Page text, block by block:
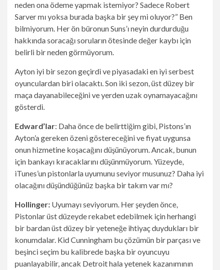
neden ona ödeme yapmak istemiyor? Sadece Robert
Sarver mı yoksa burada başka bir şey mi oluyor?” Ben
bilmiyorum. Her ön büronun Suns’ı neyin durdurduğu
hakkında soracağı soruların ötesinde değer kaybı için
belirli bir neden görmüyorum.
Ayton iyi bir sezon geçirdi ve piyasadaki en iyi serbest
oyunculardan biri olacaktı. Son iki sezon, üst düzey bir
maça dayanabileceğini ve yerden uzak oynamayacağını
gösterdi.
Edward’lar: Daha önce de belirttiğim gibi, Pistons’ın
Ayton’a gereken özeni göstereceğini ve fiyat uygunsa
onun hizmetine koşacağını düşünüyorum. Ancak, bunun
için bankayı kıracaklarını düşünmüyorum. Yüzeyde,
iTunes’un pistonlarla uyumunu seviyor musunuz? Daha iyi
olacağını düşündüğünüz başka bir takım var mı?
Hollinger: Uyumayı seviyorum. Her şeyden önce,
Pistonlar üst düzeyde rekabet edebilmek için herhangi
bir bardan üst düzey bir yeteneğe ihtiyaç duydukları bir
konumdalar. Kid Cunningham bu çözümün bir parçası ve
beşinci seçim bu kalibrede başka bir oyuncuyu
puanlayabilir, ancak Detroit hala yetenek kazanımının